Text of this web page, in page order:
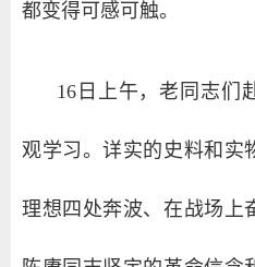
都变得可感可触。
16日上午，老同志们
观学习。详实的史料和实
理想四处奔波、在战场上